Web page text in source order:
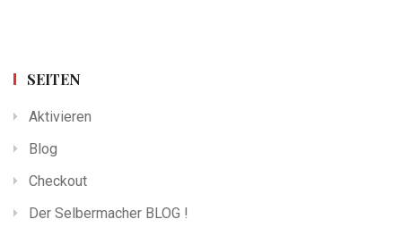
SEITEN
Aktivieren
Blog
Checkout
Der Selbermacher BLOG !